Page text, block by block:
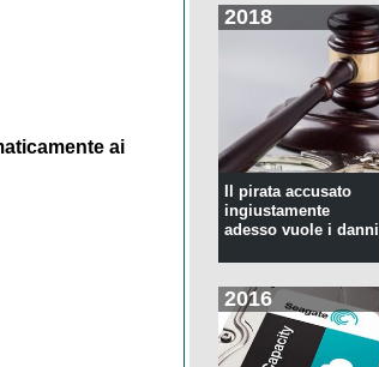
ai
2018
Il pirata accusato
ingiustamente
adesso vuole i danni
2016